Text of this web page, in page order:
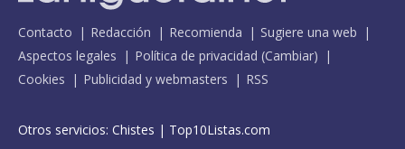
Contacto Redacción Recomienda
Sugiere una web
Aspectos legales
Política de privacidad (Cambiar)
Cookies
Publicidad y webmasters RSS
Otros servicios: Chistes | Top10Listas.com